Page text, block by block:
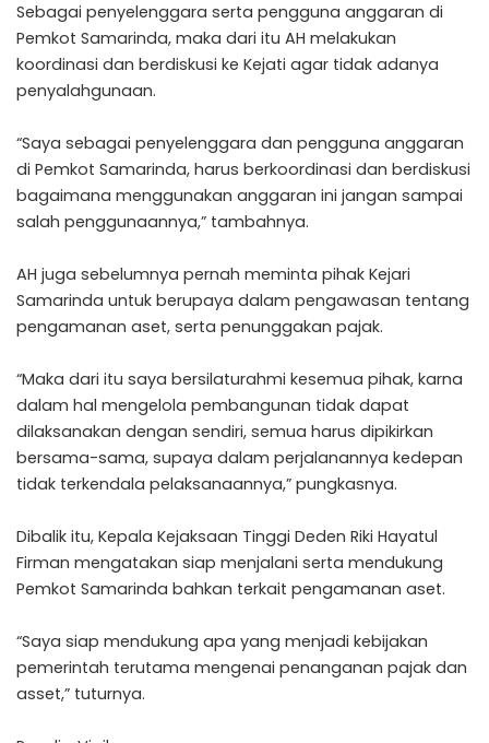
Sebagai penyelenggara serta pengguna anggaran di
Pemkot Samarinda, maka dari itu AH melakukan
koordinasi dan berdiskusi ke Kejati agar tidak adanya
penyalahgunaan.
“Saya sebagai penyelenggara dan pengguna anggaran
di Pemkot Samarinda, harus berkoordinasi dan berdiskusi
bagaimana menggunakan anggaran ini jangan sampai
salah penggunaannya,” tambahnya.
AH juga sebelumnya pernah meminta pihak Kejari
Samarinda untuk berupaya dalam pengawasan tentang
pengamanan aset, serta penunggakan pajak.
“Maka dari itu saya bersilaturahmi kesemua pihak, karna
dalam hal mengelola pembangunan tidak dapat
dilaksanakan dengan sendiri, semua harus dipikirkan
bersama-sama, supaya dalam perjalanannya kedepan
tidak terkendala pelaksanaannya,” pungkasnya.
Dibalik itu, Kepala Kejaksaan Tinggi Deden Riki Hayatul
Firman mengatakan siap menjalani serta mendukung
Pemkot Samarinda bahkan terkait pengamanan aset.
“Saya siap mendukung apa yang menjadi kebijakan
pemerintah terutama mengenai penanganan pajak dan
asset,” tuturnya.